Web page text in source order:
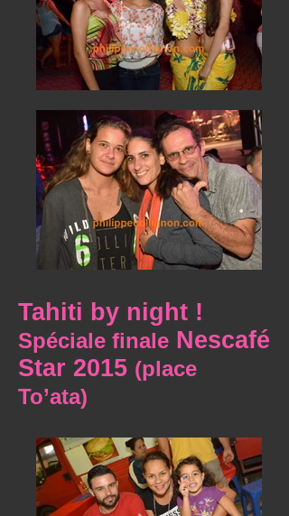
Tahiti by night !
Spéciale finale Nescafé
Star 2015 (place
To’ata)